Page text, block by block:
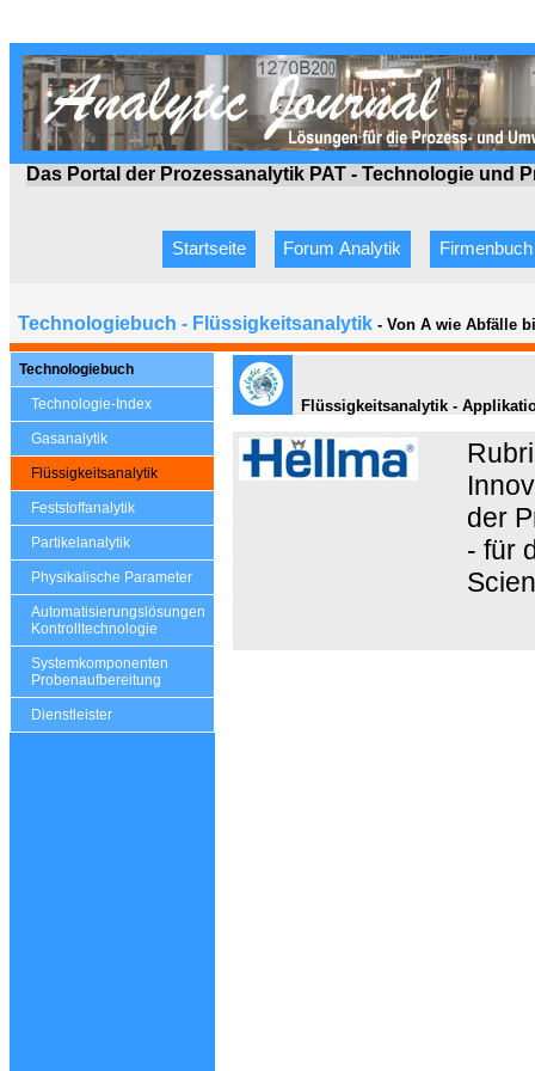
Das Portal der Prozessanalytik PAT - Technologie und
Startseite Forum Analytik Firmenbuch
Technologiebuch - Flüssigkeitsanalytik - Von A wie Abfälle
Technologiebuch
Technologie-Index
Gasanalytik
Flüssigkeitsanalytik
Feststoffanalytik
Partikelanalytik
Physikalische Parameter
Automatisierungslösungen
Kontrolltechnologie
Systemkomponenten
Probenaufbereitung
Dienstleister
Flüssigkeitsanalytik -
der
- für